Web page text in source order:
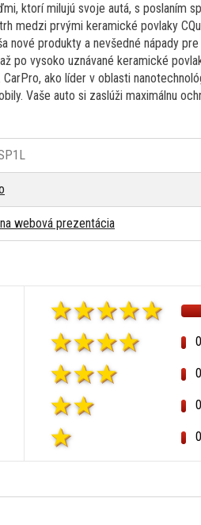
ktorí milujú svoje autá, s poslaním
medzi prvými keramické povlaky
nové produkty a nevšedné nápady
po vysoko uznávané keramické
ako líder v oblasti
Vaše auto si zaslúži maximálnu
webová prezentácia